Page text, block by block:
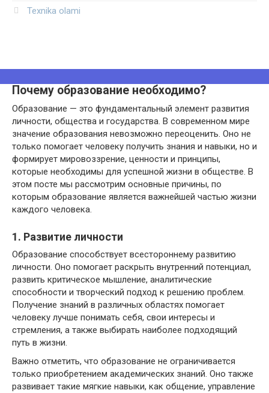
Texnika olami
Почему образование необходимо?
Образование — это фундаментальный элемент развития
личности, общества и государства. В современном мире
значение образования невозможно переоценить. Оно не
только помогает человеку получить знания и навыки, но и
формирует мировоззрение, ценности и принципы,
которые необходимы для успешной жизни в обществе. В
этом посте мы рассмотрим основные причины, по
которым образование является важнейшей частью жизни
каждого человека.
1. Развитие личности
Образование способствует всестороннему развитию
личности. Оно помогает раскрыть внутренний потенциал,
развить критическое мышление, аналитические
способности и творческий подход к решению проблем.
Получение знаний в различных областях помогает
человеку лучше понимать себя, свои интересы и
стремления, а также выбирать наиболее подходящий
путь в жизни.
Важно отметить, что образование не ограничивается
только приобретением академических знаний. Оно также
развивает такие мягкие навыки, как общение, управление